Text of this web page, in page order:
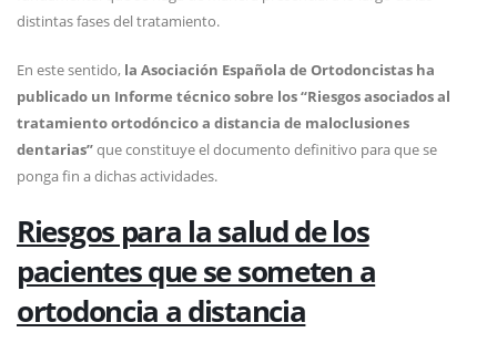
distintas fases del tratamiento.
En este sentido, la Asociación Española de Ortodoncistas ha
publicado un Informe técnico sobre los “Riesgos asociados al
tratamiento ortodóncico a distancia de maloclusiones
dentarias”que constituye el documento definitivo para que se
ponga fin a dichas actividades.
Riesgos para la salud de los
pacientes que se someten a
ortodoncia a distancia